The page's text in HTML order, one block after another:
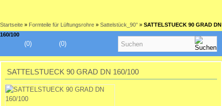
Startseite » Formteile für Lüftungsrohre » Sattelstück_90° » SATTELSTUECK 90 GRAD DN
160/100
(0)
(0)
SATTELSTUECK 90 GRAD DN 160/100